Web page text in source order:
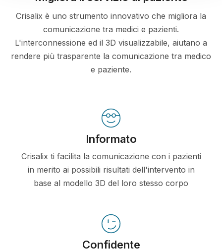
Crisalix è uno strumento innovativo che migliora la
comunicazione tra medici e pazienti.
L'interconnessione ed il 3D visualizzabile, aiutano a
rendere più trasparente la comunicazione tra medico
e paziente.
Informato
Crisalix ti facilita la comunicazione con i pazienti
in merito ai possibili risultati dell'intervento in
base al modello 3D del loro stesso corpo
Confidente